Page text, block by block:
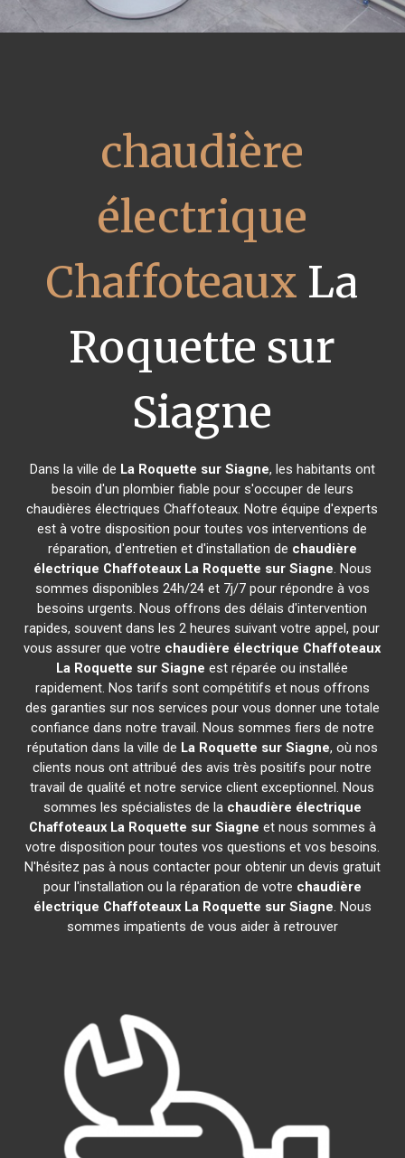
chaudière
électrique
Chaffoteaux La
Roquette sur
Siagne
Dans la ville de La Roquette sur Siagne, les habitants ont
besoin d'un plombier fiable pour s'occuper de leurs
chaudières électriques Chaffoteaux. Notre équipe d'experts
est à votre disposition pour toutes vos interventions de
réparation, d'entretien et d'installation de chaudière
électrique Chaffoteaux La Roquette sur Siagne. Nous
sommes disponibles 24h/24 et 7j/7 pour répondre à vos
besoins urgents. Nous offrons des délais d'intervention
rapides, souvent dans les 2 heures suivant votre appel, pour
vous assurer que votre chaudière électrique Chaffoteaux
La Roquette sur Siagne est réparée ou installée
rapidement. Nos tarifs sont compétitifs et nous offrons
des garanties sur nos services pour vous donner une totale
confiance dans notre travail. Nous sommes fiers de notre
réputation dans la ville de La Roquette sur Siagne, où nos
clients nous ont attribué des avis très positifs pour notre
travail de qualité et notre service client exceptionnel. Nous
sommes les spécialistes de la chaudière électrique
Chaffoteaux La Roquette sur Siagne et nous sommes à
votre disposition pour toutes vos questions et vos besoins.
N'hésitez pas à nous contacter pour obtenir un devis gratuit
pour l'installation ou la réparation de votre chaudière
électrique Chaffoteaux La Roquette sur Siagne. Nous
sommes impatients de vous aider à retrouver